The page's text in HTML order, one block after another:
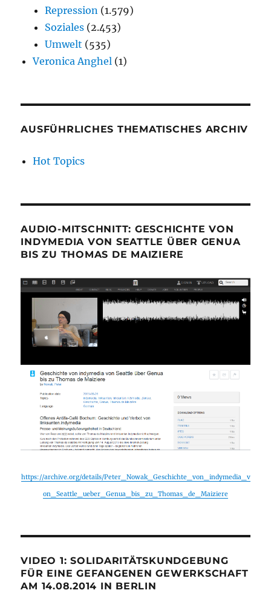
Repression (1.579)
Soziales (2.453)
Umwelt (535)
Veronica Anghel (1)
AUSFÜHRLICHES THEMATISCHES ARCHIV
Hot Topics
AUDIO-MITSCHNITT: GESCHICHTE VON
INDYMEDIA VON SEATTLE ÜBER GENUA
BIS ZU THOMAS DE MAIZIERE
https://archive.org/details/Peter_Nowak_Geschichte_von_indymedia_v
on_Seattle_ueber_Genua_bis_zu_Thomas_de_Maiziere
VIDEO 1: SOLIDARITÄTSKUNDGEBUNG
FÜR EINE GEFANGENEN GEWERKSCHAFT
AM 14.08.2014 IN BERLIN